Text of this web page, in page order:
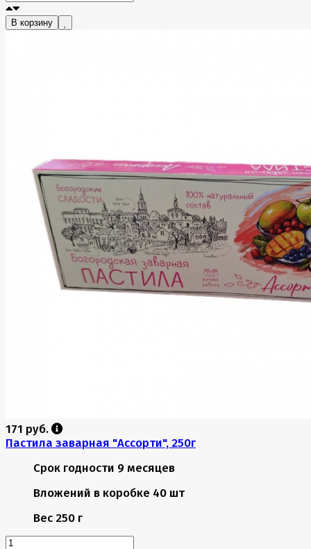
В корзину
171 руб.
Пастила заварная "Ассорти", 250г
Срок годности 9 месяцев
Вложений в коробке 40 шт
Вес 250 г